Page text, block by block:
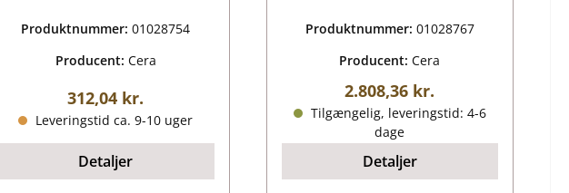
Produktnummer:01028754
Producent: Cera
Almindelig pris:
312,04 kr.
Leveringstid ca. 9-10 uger
Detaljer
Produktnummer: 01028767
Producent:Cera
Almindelig pris:
2.808,36 kr.
Tilgængelig, leveringstid: 4-6
dage
Detaljer